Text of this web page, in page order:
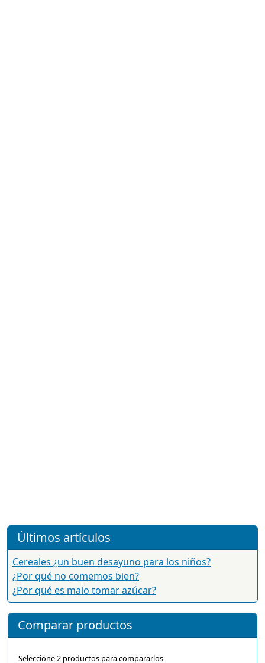
Últimos artículos
Cereales ¿un buen desayuno para los niños?
¿Por qué no comemos bien?
¿Por qué es malo tomar azúcar?
Comparar productos
Seleccione 2 productos para compararlos